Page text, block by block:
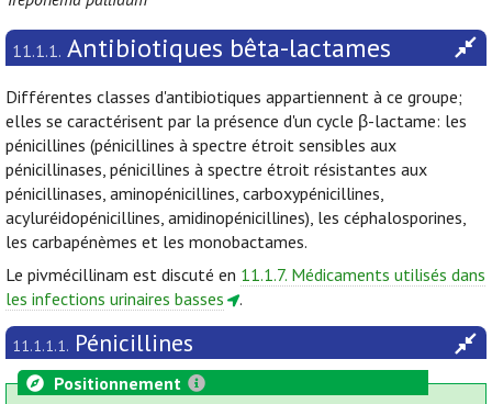
11.1.1. Antibiotiques bêta-lactames
Différentes classes d'antibiotiques appartiennent à ce groupe;
elles se caractérisent par la présence d'un cycle β-lactame: les
pénicillines (pénicillines à spectre étroit sensibles aux
pénicillinases, pénicillines à spectre étroit résistantes aux
pénicillinases, aminopénicillines, carboxypénicillines,
acyluréidopénicillines, amidinopénicillines), les céphalosporines,
les carbapénèmes et les monobactames.
Le pivmécillinam est discuté en 11.1.7. Médicaments utilisés dans
les infections urinaires basses
.
11.1.1.1. Pénicillines
Positionnement